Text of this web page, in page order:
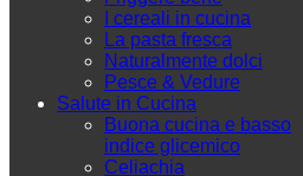
I cereali in cucina
La pasta fresca
Naturalmente dolci
Pesce & Vedure
Salute in Cucina
Buona cucina e basso
indice glicemico
Celiachia